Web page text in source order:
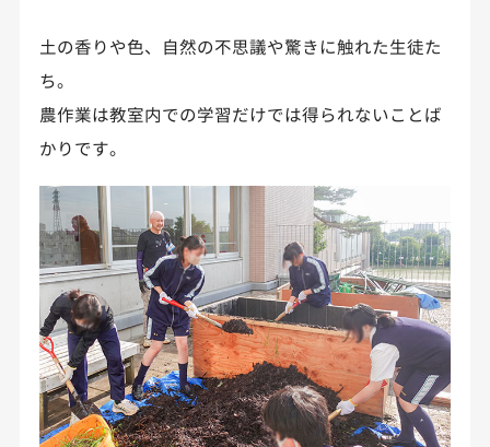
土の香りや色、自然の不思議や驚きに触れた生徒た
ち。
農作業は教室内での学習だけでは得られないことば
かりです。